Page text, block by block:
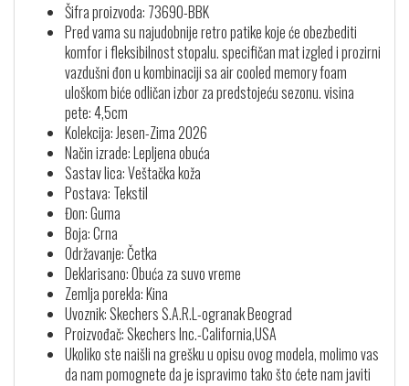
Šifra proizvoda: 73690-BBK
Pred vama su najudobnije retro patike koje će obezbediti
komfor i fleksibilnost stopalu. specifičan mat izgled i prozirni
vazdušni đon u kombinaciji sa air cooled memory foam
uloškom biće odličan izbor za predstojeću sezonu. visina
pete: 4,5cm
Kolekcija: Jesen-Zima 2026
Način izrade: Lepljena obuća
Sastav lica: Veštačka koža
Postava: Tekstil
Đon: Guma
Boja: Crna
Održavanje: Četka
Deklarisano: Obuća za suvo vreme
Zemlja porekla: Kina
Uvoznik: Skechers S.A.R.L-ogranak Beograd
Proizvođač: Skechers Inc.-California,USA
Ukoliko ste naišli na grešku u opisu ovog modela, molimo vas
da nam pomognete da je ispravimo tako što ćete nam javiti